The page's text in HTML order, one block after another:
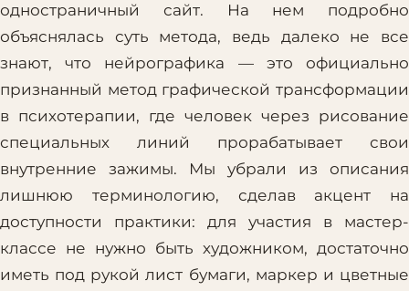
одностраничный сайт. На нем подробно
объяснялась суть метода, ведь далеко не все
знают, что нейрографика — это официально
признанный метод графической трансформации
в психотерапии, где человек через рисование
специальных линий прорабатывает свои
внутренние зажимы. Мы убрали из описания
лишнюю терминологию, сделав акцент на
доступности практики: для участия в мастер-
классе не нужно быть художником, достаточно
иметь под рукой лист бумаги, маркер и цветные